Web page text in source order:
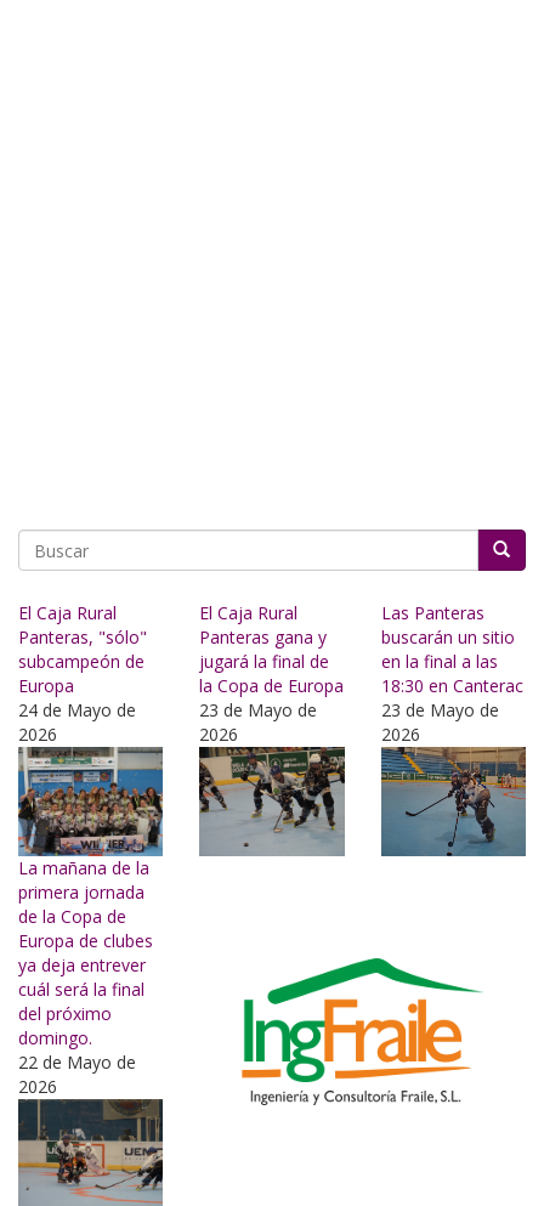
El Caja Rural
Panteras, "sólo"
subcampeón de
Europa
24 de Mayo de
2026
El Caja Rural
Panteras gana y
jugará la final de
la Copa de Europa
23 de Mayo de
2026
Las Panteras
buscarán un sitio
en la final a las
18:30 en Canterac
23 de Mayo de
2026
La mañana de la
primera jornada
de la Copa de
Europa de clubes
ya deja entrever
cuál será la final
del próximo
domingo.
22 de Mayo de
2026